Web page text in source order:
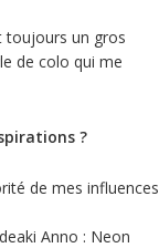
toujours un gros
de colo qui me
?
de mes influences
Anno : Neon